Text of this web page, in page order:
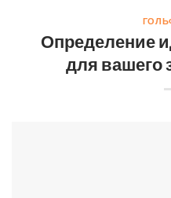
Определение
для вашего